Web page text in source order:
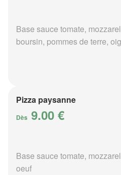
Base sauce tomate,
boursin, pommes de terre,
Pizza paysanne
Dès 9.00 €
Base sauce tomate,
oeuf